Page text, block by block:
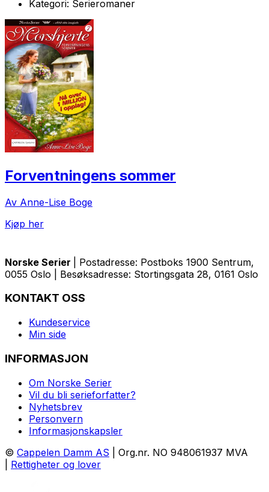
Kategori: Serieromaner
Forventningens sommer
Av Anne-Lise Boge
Kjøp her
Norske Serier
| Postadresse: Postboks 1900 Sentrum,
0055 Oslo | Besøksadresse: Stortingsgata 28, 0161 Oslo
KONTAKT OSS
Kundeservice
Min side
INFORMASJON
Om Norske Serier
Vil du bli serieforfatter?
Nyhetsbrev
Personvern
Informasjonskapsler
© Cappelen Damm AS | Org.nr. NO 948061937 MVA
Rettigheter og lover